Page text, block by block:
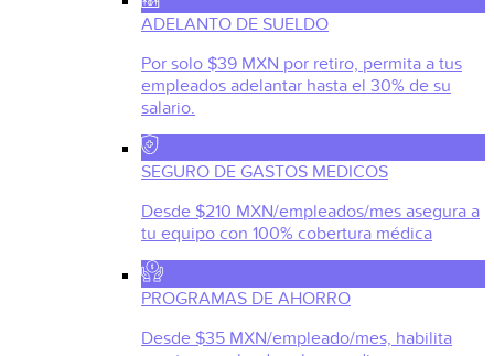
ADELANTO DE SUELDO
Por solo $39 MXN por retiro, permita a tus
empleados adelantar hasta el 30% de su
salario.
SEGURO DE GASTOS MEDICOS
Desde $210 MXN/empleados/mes asegura a
tu equipo con 100% cobertura médica
PROGRAMAS DE AHORRO
Desde $35 MXN/empleado/mes, habilita